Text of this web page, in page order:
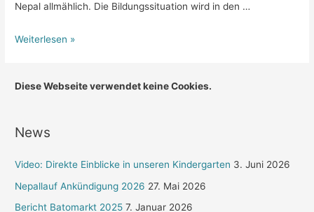
Nepal allmählich. Die Bildungssituation wird in den …
Neues
–
2023
Weiterlesen »
Diese Webseite verwendet keine Cookies.
News
Video: Direkte Einblicke in unseren Kindergarten 3. Juni 2026
Nepallauf Ankündigung 2026 27. Mai 2026
Bericht Batomarkt 2025 7. Januar 2026